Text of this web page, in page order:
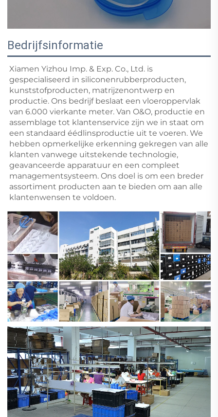
Bedrijfsinformatie
Xiamen Yizhou Imp. & Exp. Co., Ltd. is
gespecialiseerd in siliconenrubberproducten,
kunststofproducten, matrijzenontwerp en
productie. Ons bedrijf beslaat een vloeroppervlak
van 6.000 vierkante meter. Van O&O, productie en
assemblage tot klantenservice zijn we in staat om
een standaard éédlinsproductie uit te voeren. We
hebben opmerkelijke erkenning gekregen van alle
klanten vanwege uitstekende technologie,
geavanceerde apparatuur en een compleet
managementsysteem. Ons doel is om een breder
assortiment producten aan te bieden om aan alle
klantenwensen te voldoen.